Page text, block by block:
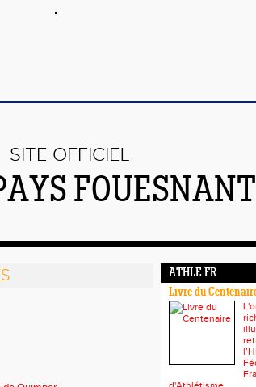
SITE OFFICIEL
ATHLE.FR
Livre du